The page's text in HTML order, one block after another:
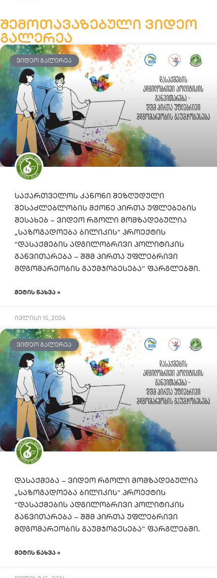
შემოთავაზებული ვიდეო
გალერეა
ᲕᲘᲓᲔᲝ ᲒᲐᲚᲔᲠᲔᲐ
საქართველოს კანონი შეზღუდული
შესაძლებლობის მქონე პირთა უფლებების
შესახებ – ვიდეო რგოლი მომზადებულია
„საზოგადოება ბილიკის“ პროექტის
“დასაქმების ადგილობრივი პოლიტიკის
განვითარება – შშმ პირთა უფლებრივი
მდგომარეობის გაუმჯობესება” ფარგლებში.
ᲛᲔᲢᲘᲡ ᲜᲐᲮᲕᲐ »
ივლისი 15, 2024
ᲕᲘᲓᲔᲝ ᲒᲐᲚᲔᲠᲔᲐ
დასაქმება – ვიდეო რგოლი მომზადებულია
„საზოგადოება ბილიკის“ პროექტის
“დასაქმების ადგილობრივი პოლიტიკის
განვითარება – შშმ პირთა უფლებრივი
მდგომარეობის გაუმჯობესება” ფარგლებში.
ᲛᲔᲢᲘᲡ ᲜᲐᲮᲕᲐ »